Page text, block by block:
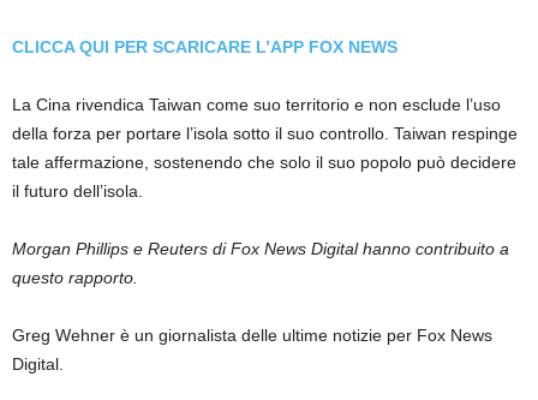
CLICCA QUI PER SCARICARE L’APP FOX NEWS
La Cina rivendica Taiwan come suo territorio e non esclude l’uso
della forza per portare l’isola sotto il suo controllo. Taiwan respinge
tale affermazione, sostenendo che solo il suo popolo può decidere
il futuro dell’isola.
Morgan Phillips e Reuters di Fox News Digital hanno contribuito a
questo rapporto.
Greg Wehner è un giornalista delle ultime notizie per Fox News
Digital.